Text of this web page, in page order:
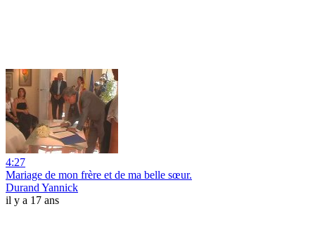
4:27
Mariage de mon frère et de ma belle sœur.
Durand Yannick
il y a 17 ans